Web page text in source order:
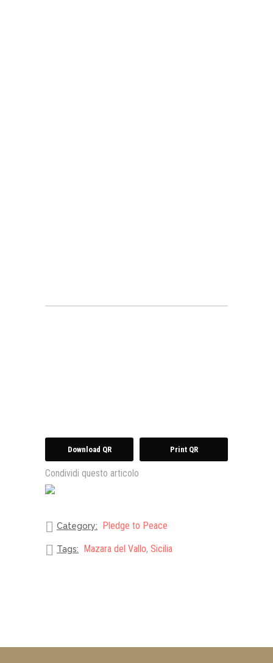
Download QR Print QR
Condividi questo articolo
Category: Pledge to Peace
Tags: Mazara del Vallo, Sicilia